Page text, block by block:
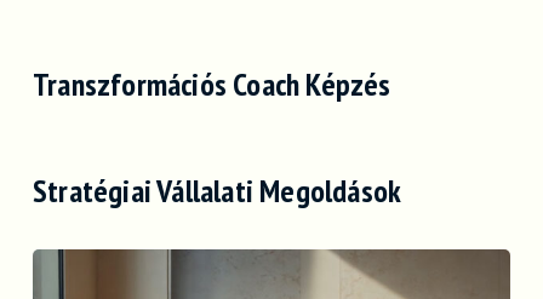
Transzformációs Coach Képzés
Stratégiai Vállalati Megoldások